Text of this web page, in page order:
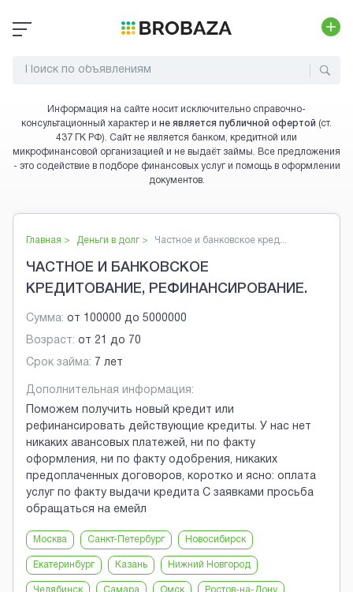
Информация на сайте носит исключительно справочно-
консультационный характер и не является публичной офертой (ст.
437 ГК РФ). Сайт не является банком, кредитной или
микрофинансовой организацией и не выдаёт займы. Все предложения
- это содействие в подборе финансовых услуг и помощь в оформлении
документов.
Главная > Деньги в долг> Частное и банковское кред...
ЧАСТНОЕ И БАНКОВСКОЕ
КРЕДИТОВАНИЕ, РЕФИНАНСИРОВАНИЕ.
Сумма: от 100000 до 5000000
Возраст: от 21 до 70
Срок займа: 7 лет
Дополнительная информация:
Поможем получить новый кредит или
рефинансировать действующие кредиты. У нас нет
никаких авансовых платежей, ни по факту
оформления, ни по факту одобрения, никаких
предоплаченных договоров, коротко и ясно: оплата
услуг по факту выдачи кредита С заявками просьба
обращаться на емейл
Москва Санкт-Петербург Новосибирск
Екатеринбург Казань Нижний Новгород
Челябинск Самара Омск Ростов-на-Дону